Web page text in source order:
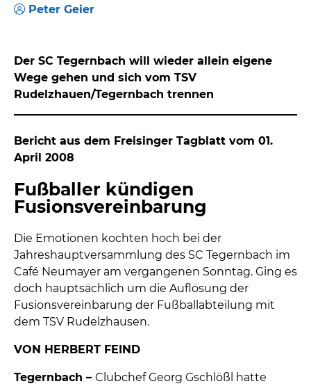
Peter Geier
Der SC Tegernbach will wieder allein eigene
Wege gehen und sich vom TSV
Rudelzhauen/Tegernbach trennen
Bericht aus dem Freisinger Tagblatt vom 01.
April 2008
Fußballer kündigen
Fusionsvereinbarung
Die Emotionen kochten hoch bei der
Jahreshauptversammlung des SC Tegernbach im
Café Neumayer am vergangenen Sonntag. Ging es
doch hauptsächlich um die Auflösung der
Fusionsvereinbarung der Fußballabteilung mit
dem TSV Rudelzhausen.
VON HERBERT FEIND
Tegernbach – Clubchef Georg Gschlößl hatte